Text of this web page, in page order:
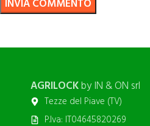
AGRILOCKby IN & ON srl
Tezze del Piave (TV)
P.Iva: IT04645820269